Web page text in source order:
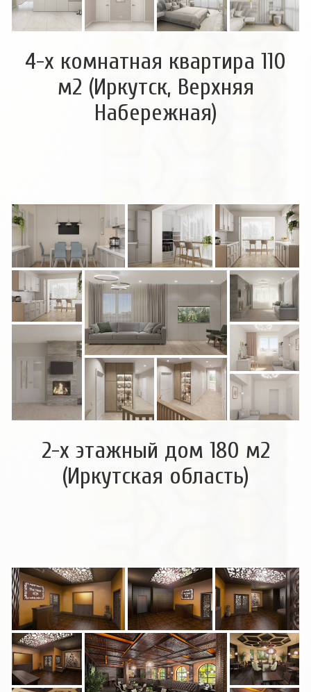
4-х комнатная квартира 110
м2 (Иркутск, Верхняя
Набережная)
2-х этажный дом 180 м2
(Иркутская область)